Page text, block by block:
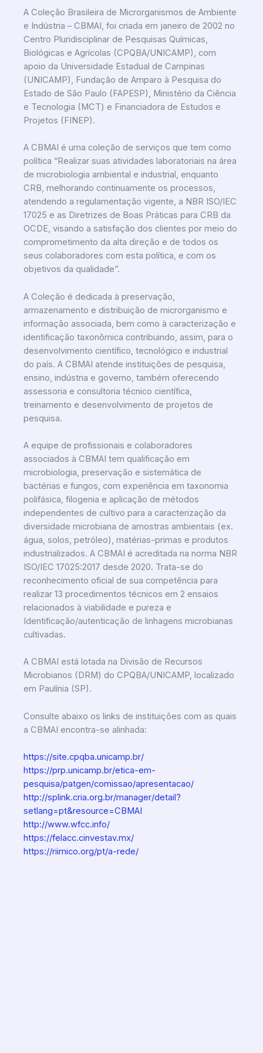
A Coleção Brasileira de Microrganismos de Ambiente
e Indústria – CBMAI, foi criada em janeiro de 2002 no
Centro Pluridisciplinar de Pesquisas Químicas,
Biológicas e Agrícolas (CPQBA/UNICAMP), com
apoio da Universidade Estadual de Campinas
(UNICAMP), Fundação de Amparo à Pesquisa do
Estado de São Paulo (FAPESP), Ministério da Ciência
e Tecnologia (MCT) e Financiadora de Estudos e
Projetos (FINEP).
A CBMAI é uma coleção de serviços que tem como
política “Realizar suas atividades laboratoriais na área
de microbiologia ambiental e industrial, enquanto
CRB, melhorando continuamente os processos,
atendendo a regulamentação vigente, a NBR ISO/IEC
17025 e as Diretrizes de Boas Práticas para CRB da
OCDE, visando a satisfação dos clientes por meio do
comprometimento da alta direção e de todos os
seus colaboradores com esta política, e com os
objetivos da qualidade”.
A Coleção é dedicada à preservação,
armazenamento e distribuição de microrganismo e
informação associada, bem como à caracterização e
identificação taxonômica contribuindo, assim, para o
desenvolvimento científico, tecnológico e industrial
do país. A CBMAI atende instituições de pesquisa,
ensino, indústria e governo, também oferecendo
assessoria e consultoria técnico científica,
treinamento e desenvolvimento de projetos de
pesquisa.
A equipe de profissionais e colaboradores
associados à CBMAI tem qualificação em
microbiologia, preservação e sistemática de
bactérias e fungos, com experiência em taxonomia
polifásica, filogenia e aplicação de métodos
independentes de cultivo para a caracterização da
diversidade microbiana de amostras ambientais (ex.
água, solos, petróleo), matérias-primas e produtos
industrializados. A CBMAI é acreditada na norma NBR
ISO/IEC 17025:2017 desde 2020. Trata-se do
reconhecimento oficial de sua competência para
realizar 13 procedimentos técnicos em 2 ensaios
relacionados à viabilidade e pureza e
Identificação/autenticação de linhagens microbianas
cultivadas.
A CBMAI está lotada na Divisão de Recursos
Microbianos (DRM) do CPQBA/UNICAMP, localizado
em Paulínia (SP).
Consulte abaixo os links de instituições com as quais
a CBMAI encontra-se alinhada:
https://site.cpqba.unicamp.br/
https://prp.unicamp.br/etica-em-
pesquisa/patgen/comissao/apresentacao/
http://splink.cria.org.br/manager/detail?
setlang=pt&resource=CBMAI
http://www.wfcc.info/
https://felacc.cinvestav.mx/
https://riimico.org/pt/a-rede/